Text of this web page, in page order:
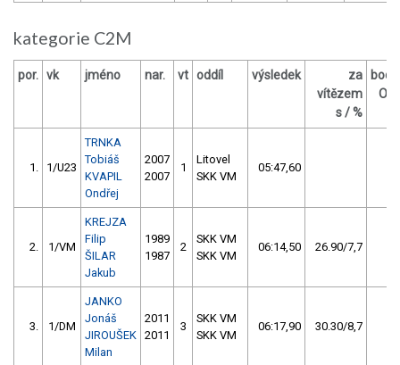
kategorie C2M
por. vk jméno nar. vt oddíl výsledek
za
vítězem
s / %
body
OM
1. 1/U23
TRNKA
Tobiáš
KVAPIL
Ondřej
2007
2007
1
Litovel
SKK VM
05:47,60
2. 1/VM
KREJZA
Filip
ŠILAR
Jakub
1989
1987
2
SKK VM
SKK VM
06:14,50 26.90/7,7
3. 1/DM
JANKO
Jonáš
JIROUŠEK
Milan
2011
2011
3
SKK VM
SKK VM
06:17,90 30.30/8,7